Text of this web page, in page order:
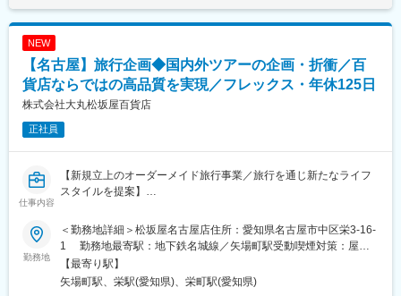
・売上目標達成を見据えた販売戦略・販促計画立案
・競合分析、市場分析、売上予測をもとにした商品の分析・選定
・本国とのやりとり・商品要望依頼や交渉 等
■『Barbour（バブアー）』について
1894年ジョン・バブアーがイングランド北東部にある港町サウス
す。
カントリーウェアを皮切りに人々の生活を豊かにするライフスタ
イルブランドとしてイギリスをはじめアメリカ、日本など世界40
か国以上の国や地域で展開しています。
です。
NEW
【名古屋】旅行企画◆国内外ツアーの企画・折衝／百
貨店ならではの高品質を実現／フレックス・年休125日
株式会社大丸松坂屋百貨店
正社員
仕事内容
【新規立上のオーダーメイド旅行事業／旅行を通じ新たなライフ
スタイルを提案】
■業務概要（外商×旅行）
当社の旅行事業「モノ」ではなく「体験」を大切に下記ミッショ
ンを掲げています
◎顧客の生活全体に伴走する
◎年間・生涯単位でのLTV（顧客生涯価値）を最大化する
勤務地
＜勤務地詳細＞松坂屋名古屋店住所：愛知県名古屋市中区栄3-16-
1 勤務地最寄駅：地下鉄名城線／矢場町駅受動喫煙対策：屋内
全面禁煙変更の範囲：会社の定める事業所
【最寄り駅】
矢場町駅、栄駅(愛知県)、栄町駅(愛知県)